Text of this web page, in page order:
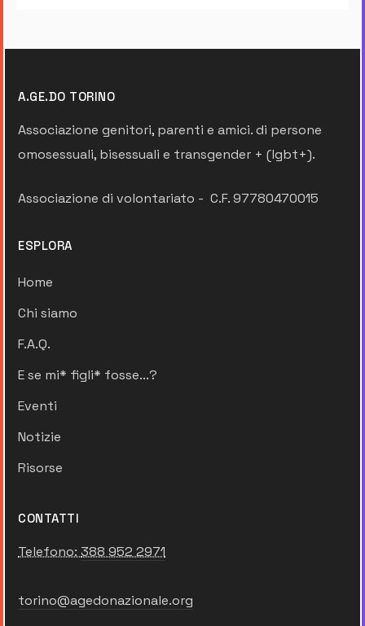
A.GE.DO TORINO
Associazione genitori, parenti e amici. di persone
omosessuali, bisessuali e transgender + (lgbt+).
Associazione di volontariato - C.F. 97780470015
ESPLORA
Home
Chi siamo
F.A.Q.
E se mi* figli* fosse...?
Eventi
Notizie
Risorse
CONTATTI
Telefono: 388 952 2971
torino@agedonazionale.org